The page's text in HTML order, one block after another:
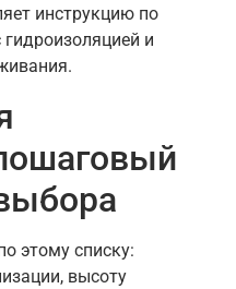
инструкцию по
и
этому списку:
высоту